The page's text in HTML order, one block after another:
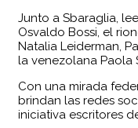
Junto a Sbaraglia,
Osvaldo Bossi, el
Natalia Leiderman,
la venezolana Paola
Con una mirada
brindan las redes
iniciativa escritores